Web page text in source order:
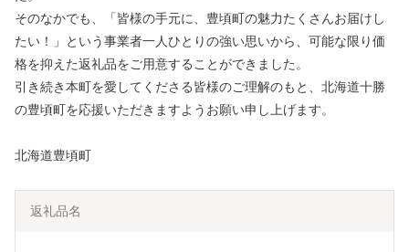
そのなかでも、「皆様の手元に、豊頃町の魅力たくさんお届けし
たい！」という事業者一人ひとりの強い思いから、可能な限り価
格を抑えた返礼品をご用意することができました。
引き続き本町を愛してくださる皆様のご理解のもと、北海道十勝
の豊頃町を応援いただきますようお願い申し上げます。
北海道豊頃町
返礼品名